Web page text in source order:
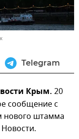
Telegram
Крым. 20
сообщение с
нового штамма